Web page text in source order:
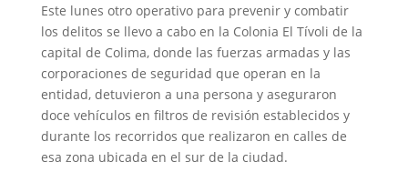
Este lunes otro operativo para prevenir y combatir
los delitos se llevo a cabo en la Colonia El Tívoli de la
capital de Colima, donde las fuerzas armadas y las
corporaciones de seguridad que operan en la
entidad, detuvieron a una persona y aseguraron
doce vehículos en filtros de revisión establecidos y
durante los recorridos que realizaron en calles de
esa zona ubicada en el sur de la ciudad.